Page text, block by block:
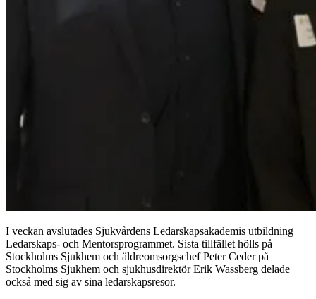
I veckan avslutades Sjukvårdens Ledarskapsakademis utbildning
Ledarskaps- och Mentorsprogrammet. Sista tillfället hölls på
Stockholms Sjukhem och äldreomsorgschef Peter Ceder på
Stockholms Sjukhem och sjukhusdirektör Erik Wassberg delade
också med sig av sina ledarskapsresor.